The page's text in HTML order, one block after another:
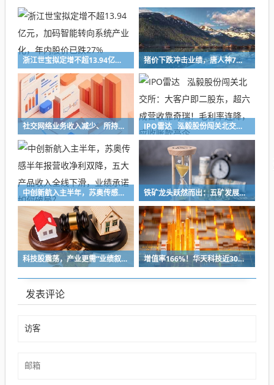
浙江世宝拟定增不超13.94亿元，加码智能转向系统产业化，年内股价已跌27% 猪价下跌冲击业绩，唐人神7月生猪销售收入下降47%，中报预亏超8亿元创新高
社交网络业务收入减少、所持加密货币减值，映宇宙预计上半年净利缩水30% IPO雷达 泓毅股份闯关北交所：大客户即二股东，超六成营收靠奇瑞！毛利率连降，应收账款高企
中创新航入主半年，苏奥传感半年报营收净利双降，五大产品收入全线下滑，业绩承诺如何破局？ 铁矿龙头跃然而出：五矿发展重组铸就A股铁矿采选重要平台
科技股震荡，产业更需“业绩叙事” 增值率166%！华天科技近30亿元并购下周上会，标的华羿微电曾终止IPO
发表评论